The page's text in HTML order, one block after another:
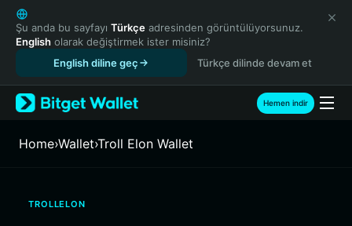
English
日本語
Tiếng Việt
Español (Latinoamérica)
Türkçe
Français
繁體中文
Şu anda bu sayfayı Türkçe adresinden görüntülüyorsunuz.
English olarak değiştirmek ister misiniz?
English diline geç
Türkçe dilinde devam et
Hemen indir
Home›Wallet›Troll Elon Wallet
TROLLELON